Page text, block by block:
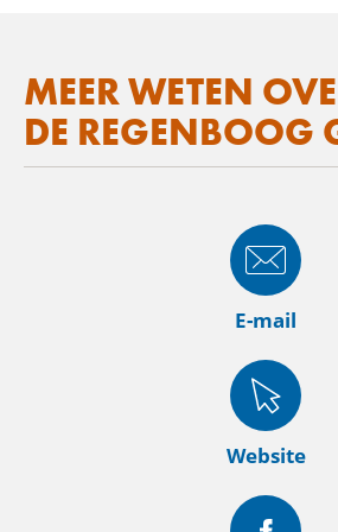
MEER WETEN
DE REGENBOOG
E-mail
Website